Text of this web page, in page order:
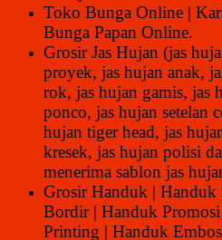
Toko Bunga Online |
Bunga Papan Online.
Grosir Jas Hujan (jas
proyek, jas hujan anak,
rok, jas hujan gamis, jas
ponco, jas hujan setelan
hujan tiger head, jas
kresek, jas hujan polisi
menerima sablon jas
Grosir Handuk |
Bordir | Handuk
Printing | Handuk